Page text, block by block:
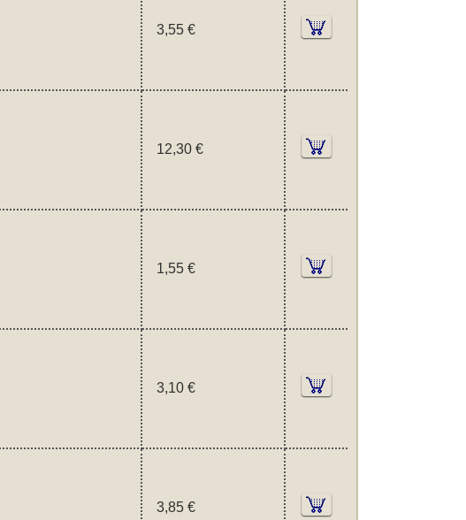
3,55 €
12,30 €
1,55 €
3,10 €
3,85 €